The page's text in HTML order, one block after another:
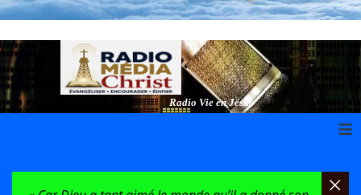
Radio Vie en Jésus
≡